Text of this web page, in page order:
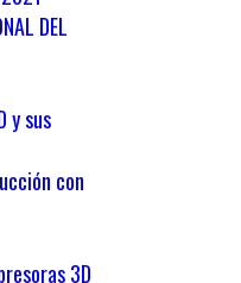
DEL
y sus
con
3D